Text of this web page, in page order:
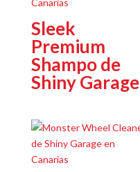
Sleek
Premium
Shampo de
Shiny Garage